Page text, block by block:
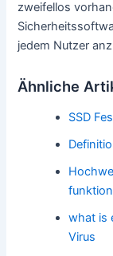
zweifellos
jedem Nutzer
Ähnliche
SSD
what is
Virus